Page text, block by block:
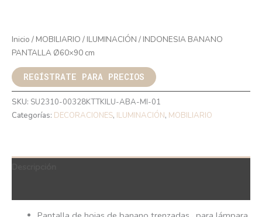
Inicio / MOBILIARIO / ILUMINACIÓN / INDONESIA BANANO
PANTALLA Ø60×90 cm
REGÍSTRATE PARA PRECIOS
SKU: SU2310-00328KTTKILU-ABA-MI-01
Categorías: DECORACIONES, ILUMINACIÓN, MOBILIARIO